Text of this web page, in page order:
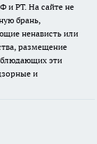
и РТ. На сайте не
брань,
ненависть или
размещение
эти
и